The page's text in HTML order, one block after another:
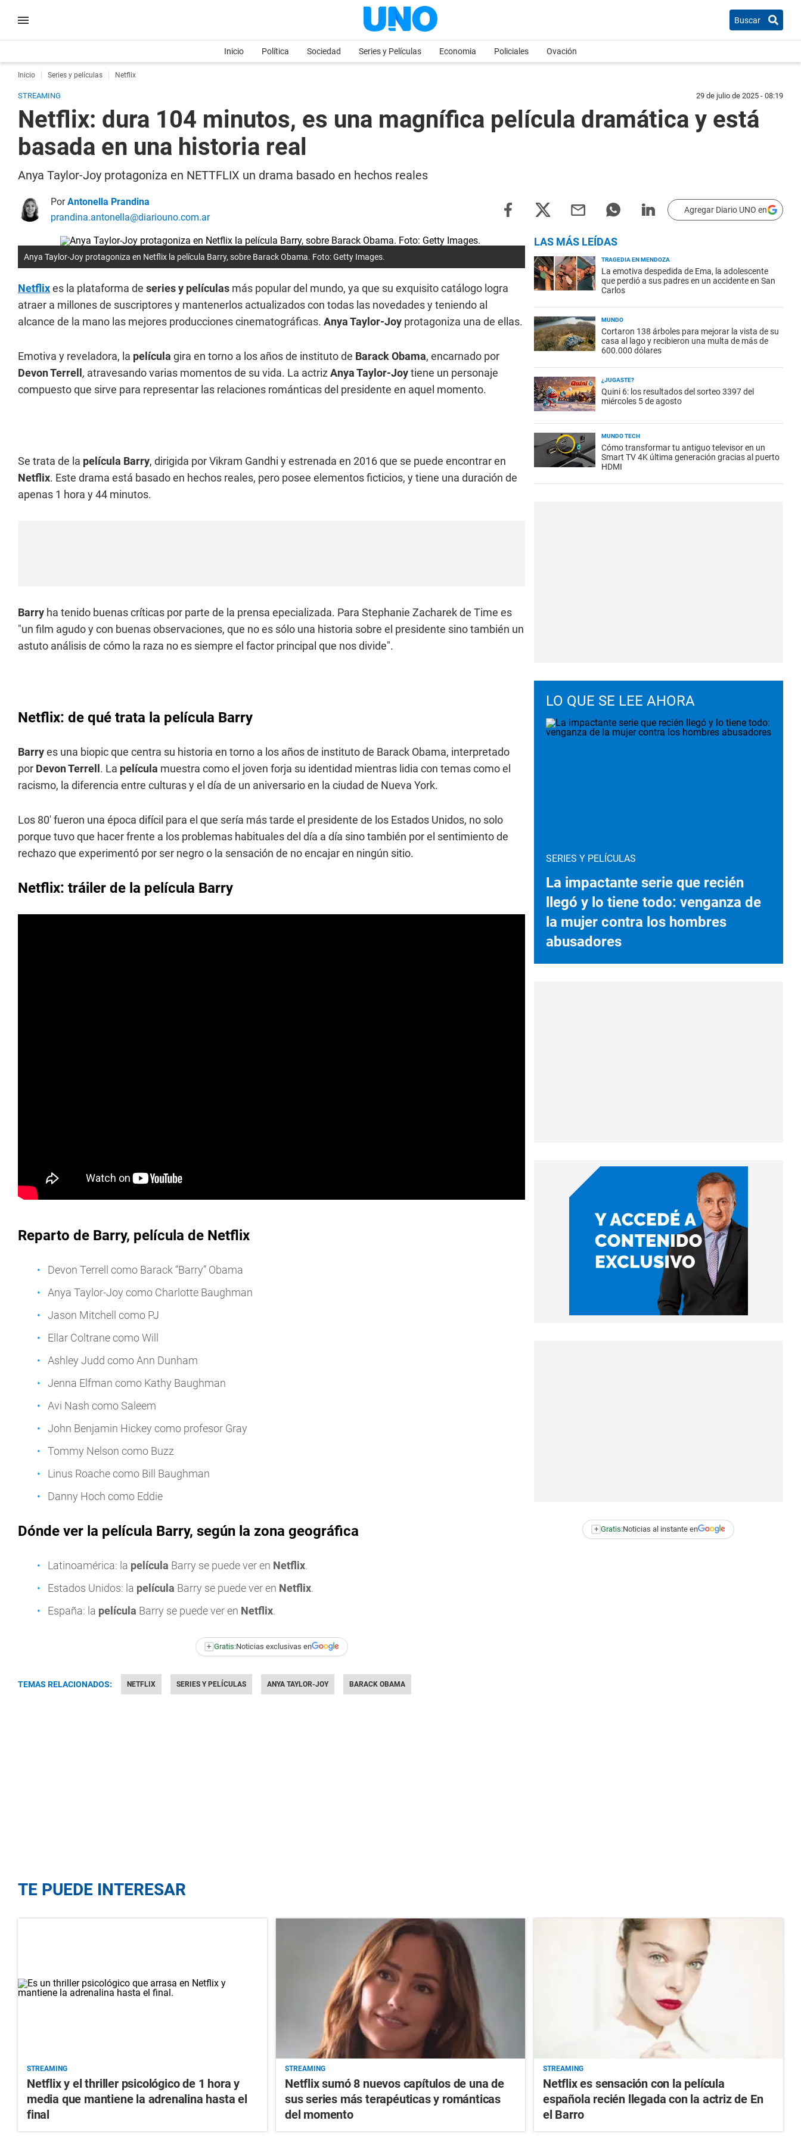
Buscar
Inicio Política Sociedad Series y Películas Economia Policiales Ovación
Inicio Series y películas Netflix
STREAMING 29 de julio de 2025 - 08:19
Netflix: dura 104 minutos, es una magnífica película dramática y está
basada en una historia real
Anya Taylor-Joy protagoniza en NETTFLIX un drama basado en hechos reales
PorAntonella Prandina
prandina.antonella@diariouno.com.ar
Agregar Diario UNO en
Anya Taylor-Joy protagoniza en Netflix la película Barry, sobre Barack Obama. Foto: Getty Images.
Netflixes la plataforma de series y películas más popular del mundo, ya que su exquisito catálogo logra
atraer a millones de suscriptores y mantenerlos actualizados con todas las novedades y teniendo al
alcance de la mano las mejores producciones cinematográficas. Anya Taylor-Joy protagoniza una de ellas.
Emotiva y reveladora, la película gira en torno a los años de instituto de Barack Obama, encarnado por
Devon Terrell , atravesando varias momentos de su vida. La actriz Anya Taylor-Joytiene un personaje
compuesto que sirve para representar las relaciones románticas del presidente en aquel momento.
Se trata de la película Barry, dirigida por Vikram Gandhi y estrenada en 2016 que se puede encontrar en
Netflix. Este drama está basado en hechos reales, pero posee elementos ficticios, y tiene una duración de
apenas 1 hora y 44 minutos.
Barry ha tenido buenas críticas por parte de la prensa epecializada. Para Stephanie Zacharek de Time es
"un film agudo y con buenas observaciones, que no es sólo una historia sobre el presidente sino también un
astuto análisis de cómo la raza no es siempre el factor principal que nos divide".
Netflix: de qué trata la película Barry
Barryes una biopic que centra su historia en torno a los años de instituto de Barack Obama, interpretado
por Devon Terrell . La película muestra como el joven forja su identidad mientras lidia con temas como el
racismo, la diferencia entre culturas y el día de un aniversario en la ciudad de Nueva York.
Los 80' fueron una época difícil para el que sería más tarde el presidente de los Estados Unidos, no solo
porque tuvo que hacer frente a los problemas habituales del día a día sino también por el sentimiento de
rechazo que experimentó por ser negro o la sensación de no encajar en ningún sitio.
Netflix: tráiler de la película Barry
Reparto de Barry, película de Netflix
Devon Terrell como Barack “Barry” Obama
Anya Taylor-Joy como Charlotte Baughman
Jason Mitchell como PJ
Ellar Coltrane como Will
Ashley Judd como Ann Dunham
Jenna Elfman como Kathy Baughman
Avi Nash como Saleem
John Benjamin Hickey como profesor Gray
Tommy Nelson como Buzz
Linus Roache como Bill Baughman
Danny Hoch como Eddie
Dónde ver la película Barry, según la zona geográfica
Latinoamérica: la película Barry se puede ver en Netflix.
Estados Unidos: la película Barry se puede ver en Netflix.
España: la película Barry se puede ver en Netflix.
+ Gratis:Noticias exclusivas en
TEMAS RELACIONADOS: NETFLIX SERIES Y PELÍCULAS ANYA TAYLOR-JOY BARACK OBAMA
LAS MÁS LEÍDAS
TRAGEDIA EN MENDOZA
La emotiva despedida de Ema, la adolescente
que perdió a sus padres en un accidente en San
Carlos
MUNDO
Cortaron 138 árboles para mejorar la vista de su
casa al lago y recibieron una multa de más de
600.000 dólares
¿JUGASTE?
Quini 6: los resultados del sorteo 3397 del
miércoles 5 de agosto
MUNDO TECH
Cómo transformar tu antiguo televisor en un
Smart TV 4K última generación gracias al puerto
HDMI
LO QUE SE LEE AHORA
SERIES Y PELÍCULAS
La impactante serie que recién
llegó y lo tiene todo: venganza de
la mujer contra los hombres
abusadores
+ Gratis:Noticias al instante en
TE PUEDE INTERESAR
STREAMING
Netflix y el thriller psicológico de 1 hora y
media que mantiene la adrenalina hasta el
final
STREAMING
Netflix sumó 8 nuevos capítulos de una de
sus series más terapéuticas y románticas
del momento
STREAMING
Netflix es sensación con la película
española recién llegada con la actriz de En
el Barro